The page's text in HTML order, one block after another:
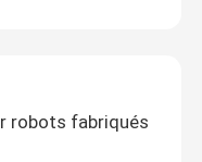
robots fabriqués